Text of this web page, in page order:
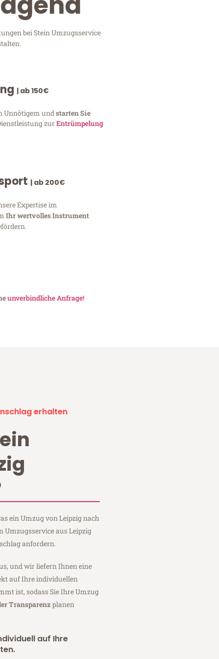
bei Stein Umzugsservice
| ab 150€
Unnötigem und starten Sie
zurEntrümpelung
| ab 200€
Expertise im
Ihr wertvolles Instrument
unverbindliche Anfrage!
erhalten
ein Umzug von Leipzig nach
Umzugsservice aus Leipzig
anfordern.
und wir liefern Ihnen eine
auf Ihre individuellen
ist, sodass Sie Ihre Umzug
Transparenz planen
auf Ihre